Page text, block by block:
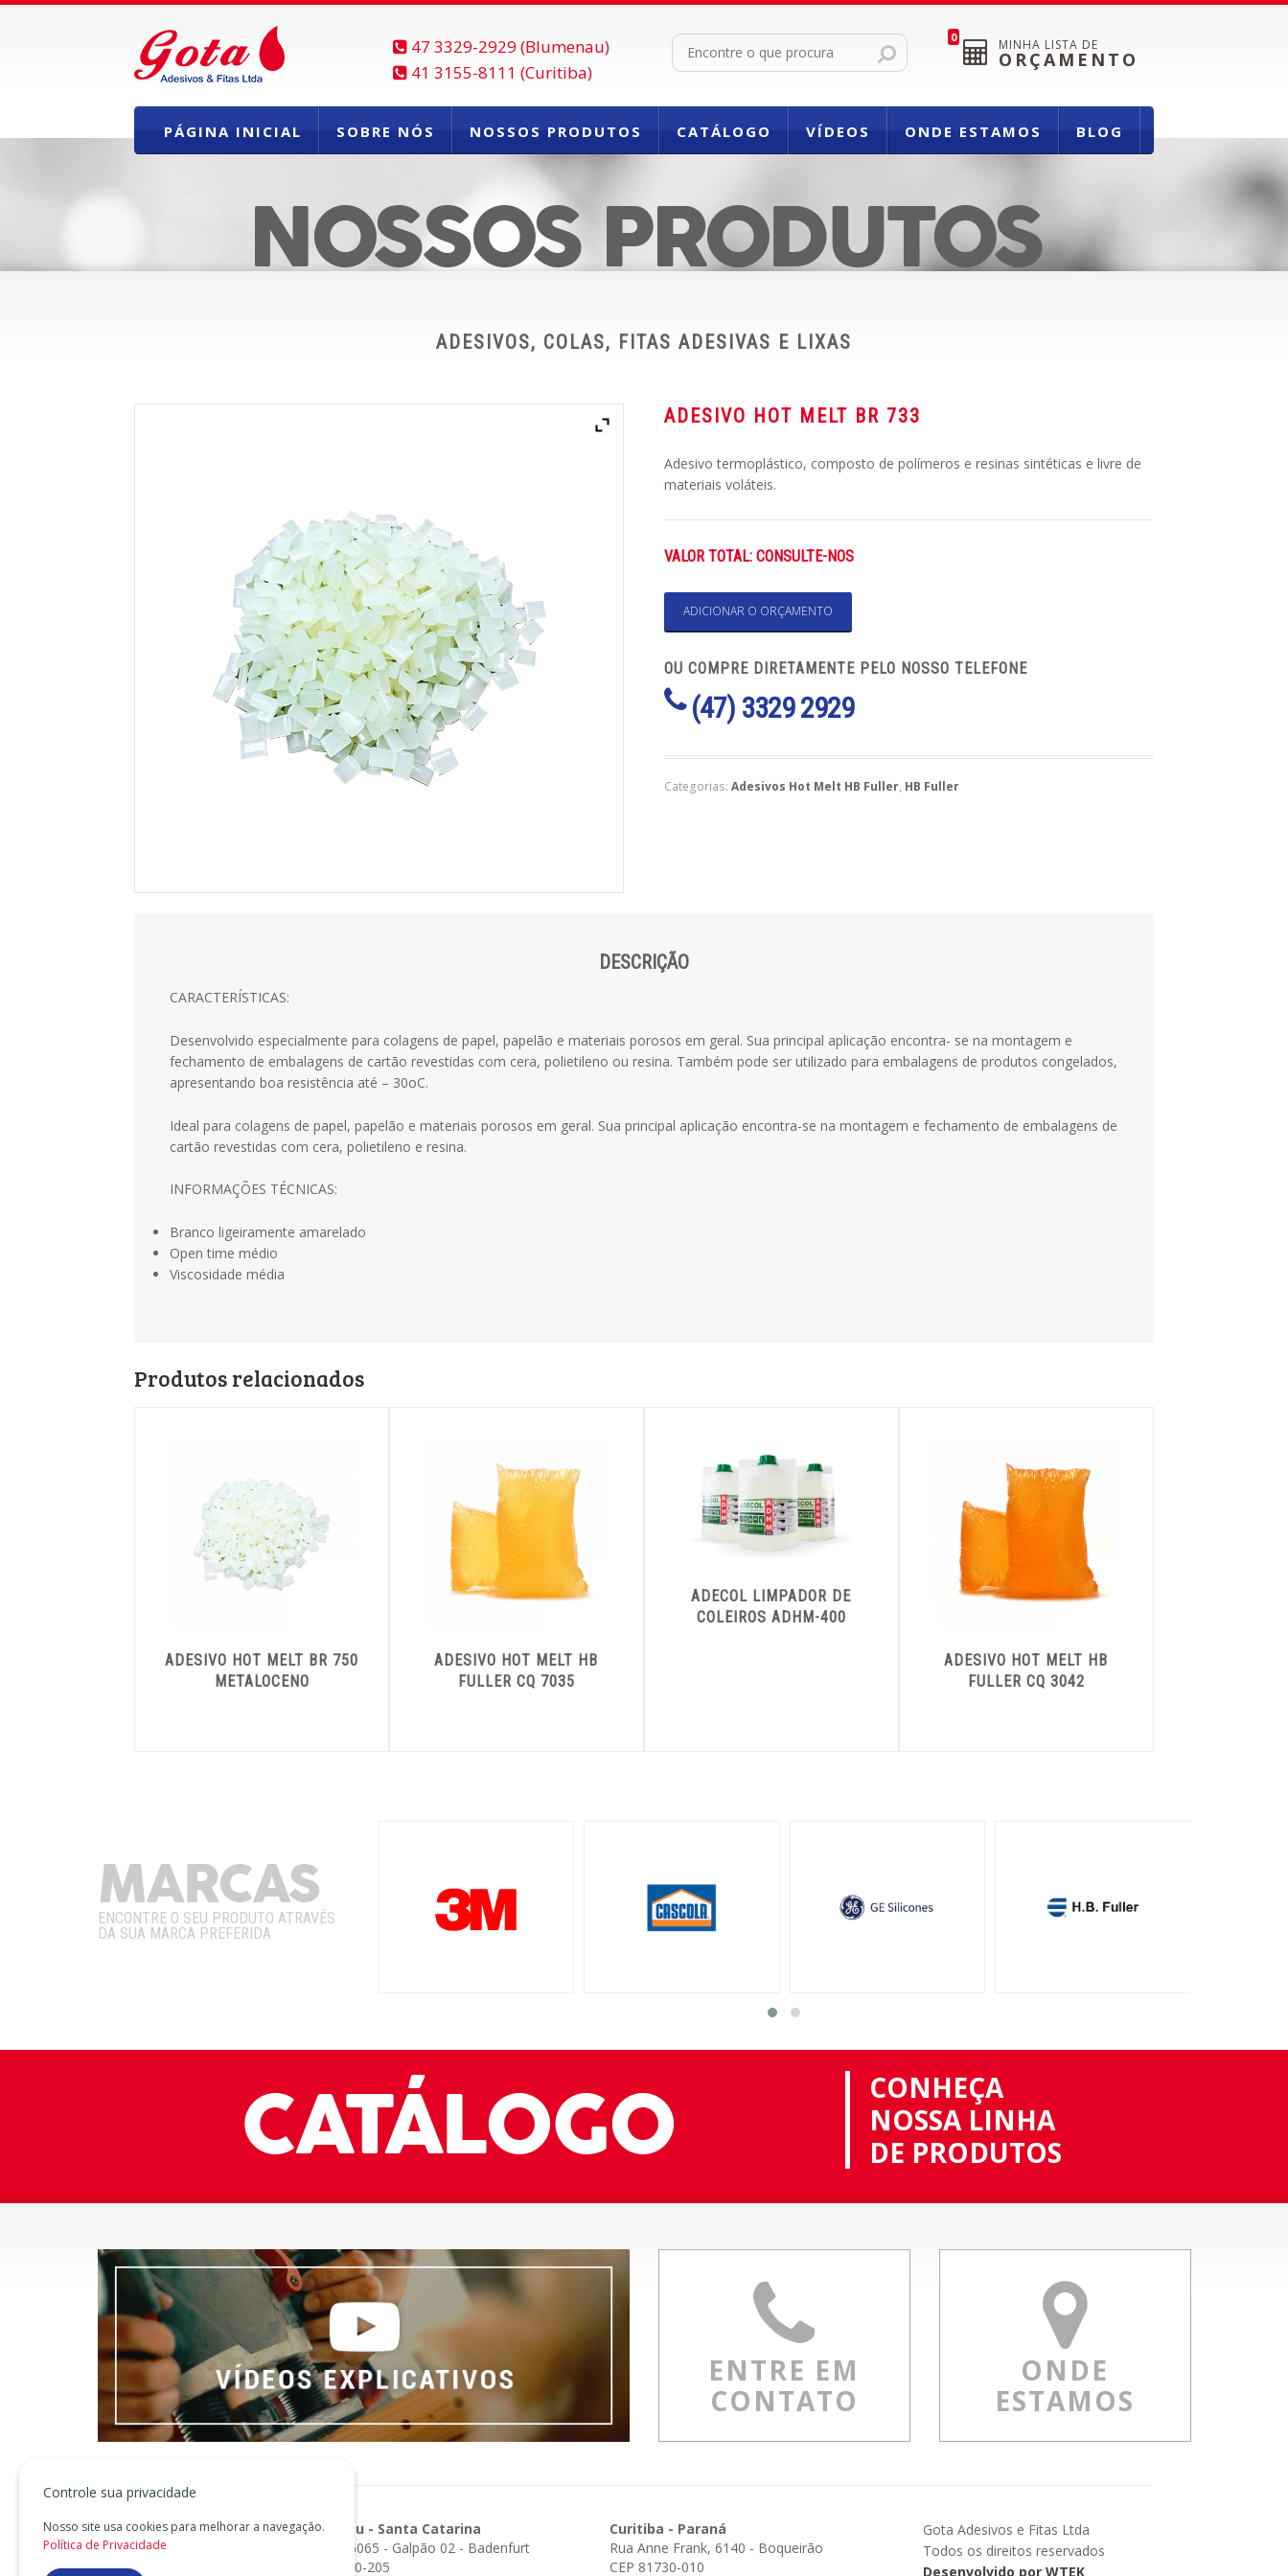
Controle sua privacidade
Nosso site usa cookies para melhorar a navegação.
Política de Privacidade
47 3329-2929 (Blumenau)
41 3155-8111 (Curitiba)
0 MINHA LISTA DE
ORÇAMENTO
PÁGINA INICIAL SOBRE NÓS NOSSOS PRODUTOS CATÁLOGO VÍDEOS ONDE ESTAMOS BLOG
NOSSOS PRODUTOS
ADESIVOS, COLAS, FITAS ADESIVAS E LIXAS
ADESIVO HOT MELT BR 733
Adesivo termoplástico, composto de polímeros e resinas sintéticas e livre de
materiais voláteis.
VALOR TOTAL: CONSULTE-NOS
ADICIONAR O ORÇAMENTO
OU COMPRE DIRETAMENTE PELO NOSSO TELEFONE
(47) 3329 2929
Categorias:Adesivos Hot Melt HB Fuller, HB Fuller
DESCRIÇÃO
CARACTERÍSTICAS:
Desenvolvido especialmente para colagens de papel, papelão e materiais porosos em geral. Sua principal aplicação encontra- se na montagem e
fechamento de embalagens de cartão revestidas com cera, polietileno ou resina. Também pode ser utilizado para embalagens de produtos congelados,
apresentando boa resistência até – 30oC.
Ideal para colagens de papel, papelão e materiais porosos em geral. Sua principal aplicação encontra-se na montagem e fechamento de embalagens de
cartão revestidas com cera, polietileno e resina.
INFORMAÇÕES TÉCNICAS:
Branco ligeiramente amarelado
Open time médio
Viscosidade média
Produtos relacionados
ADESIVO HOT MELT BR 750
METALOCENO
ADESIVO HOT MELT HB
FULLER CQ 7035
ADECOL LIMPADOR DE
COLEIROS ADHM-400
ADESIVO HOT MELT HB
FULLER CQ 3042
MARCAS
ENCONTRE O SEU PRODUTO ATRAVÉS
DA SUA MARCA PREFERIDA
CATÁLOGO
CONHEÇA
NOSSA LINHA
DE PRODUTOS
ENTRE EM
CONTATO
ONDE
ESTAMOS
Blumenau - Santa Catarina
BR-470, 6065 - Galpão 02 - Badenfurt
CEP 89070-205
Curitiba - Paraná
Rua Anne Frank, 6140 - Boqueirão
CEP 81730-010
Gota Adesivos e Fitas Ltda
Todos os direitos reservados
Desenvolvido por WTEK